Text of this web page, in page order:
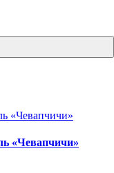
«Чевапчичи»